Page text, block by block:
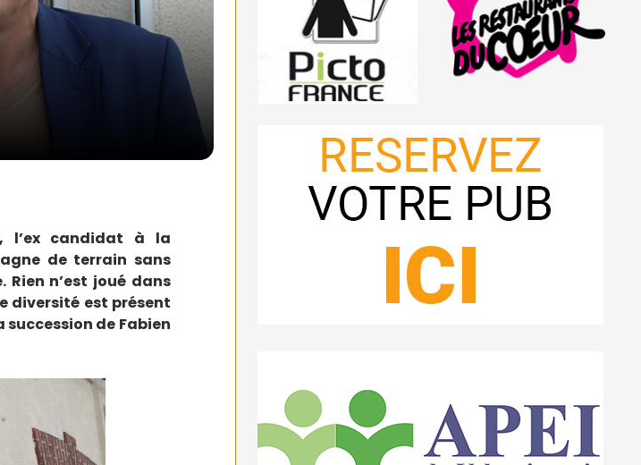
l’ex candidat à la
de terrain sans
n’est joué dans
diversité est présent
succession de Fabien